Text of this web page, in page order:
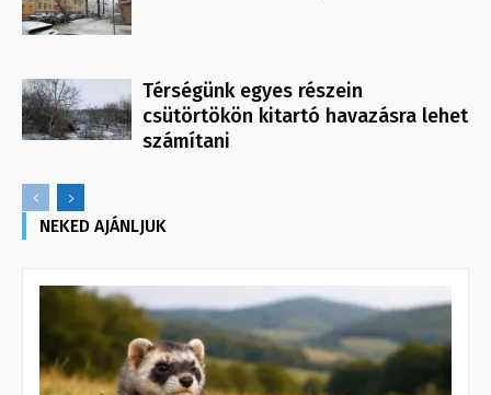
Térségünk egyes részein
csütörtökön kitartó havazásra lehet
számítani
NEKED AJÁNLJUK